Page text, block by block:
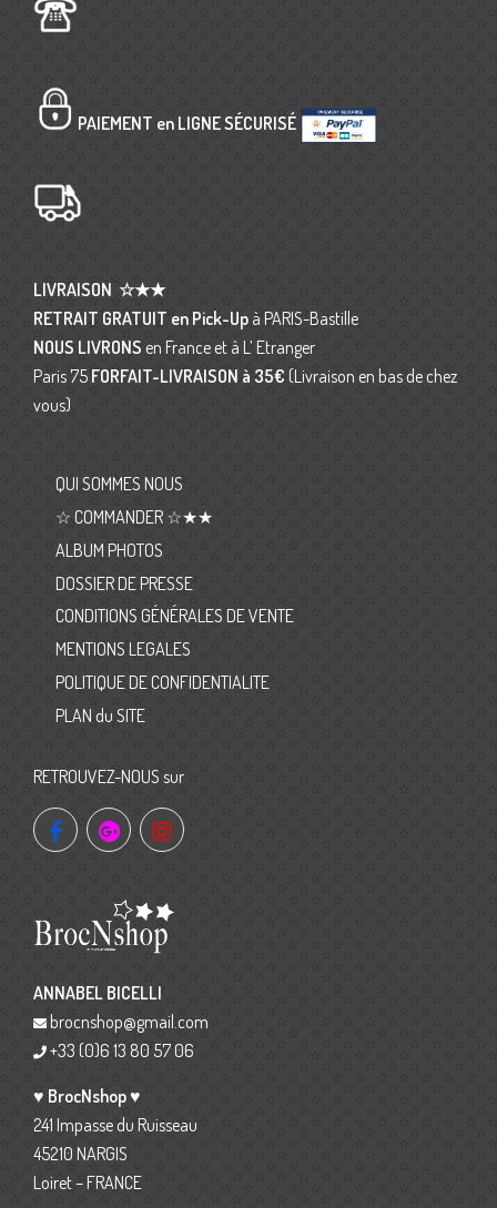
PAIEMENT en LIGNE SÉCURISÉ
LIVRAISON ☆★★
RETRAIT GRATUIT en Pick-Up à PARIS-Bastille
NOUS LIVRONS en France et à L’ Etranger
Paris 75 FORFAIT-LIVRAISON à 35€ (Livraison en bas de chez
vous)
QUI SOMMES NOUS
☆ COMMANDER ☆★★
ALBUM PHOTOS
DOSSIER DE PRESSE
CONDITIONS GÉNÉRALES DE VENTE
MENTIONS LEGALES
POLITIQUE DE CONFIDENTIALITE
PLAN du SITE
RETROUVEZ-NOUS sur
ANNABEL BICELLI
brocnshop@gmail.com
+33 (0)6 13 80 57 06
♥ BrocNshop ♥
241 Impasse du Ruisseau
45210 NARGIS
Loiret – FRANCE